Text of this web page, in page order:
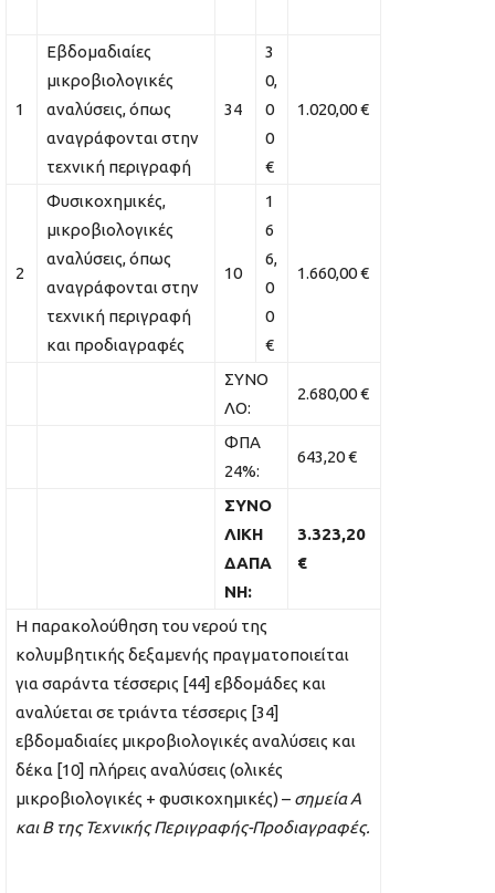
1
Εβδομαδιαίες
μικροβιολογικές
αναλύσεις, όπως
αναγράφονται στην
τεχνική περιγραφή
34
3
0,
0
0
€
1.020,00 €
2
Φυσικοχημικές,
μικροβιολογικές
αναλύσεις, όπως
αναγράφονται στην
τεχνική περιγραφή
και προδιαγραφές
10
1
6
6,
0
0
€
1.660,00 €
ΣΥΝΟ
ΛΟ:
2.680,00 €
ΦΠΑ
24%:
643,20 €
ΣΥΝΟ
ΛΙΚΗ
ΔΑΠΑ
ΝΗ:
3.323,20
€
H παρακολούθηση του νερού της
κολυμβητικής δεξαμενής πραγματοποιείται
για σαράντα τέσσερις [44] εβδομάδες και
αναλύεται σε τριάντα τέσσερις [34]
εβδομαδιαίες μικροβιολογικές αναλύσεις και
δέκα [10] πλήρεις αναλύσεις (ολικές
μικροβιολογικές + φυσικοχημικές) – σημεία Α
και Β της Τεχνικής Περιγραφής-Προδιαγραφές.